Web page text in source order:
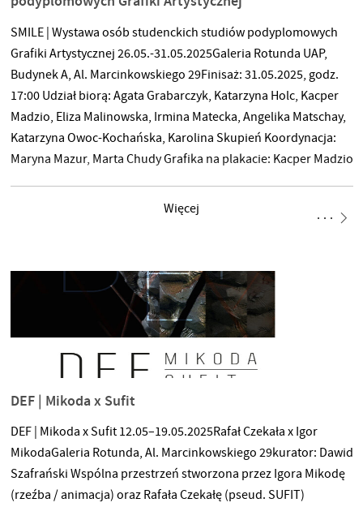
SMILE | Wystawa osób studenckich studiów podyplomowych
Grafiki Artystycznej 26.05.-31.05.2025Galeria Rotunda UAP,
Budynek A, Al. Marcinkowskiego 29Finisaż: 31.05.2025, godz.
17:00 Udział biorą: Agata Grabarczyk, Katarzyna Holc, Kacper
Madzio, Eliza Malinowska, Irmina Matecka, Angelika Matschay,
Katarzyna Owoc-Kochańska, Karolina Skupień Koordynacja:
Maryna Mazur, Marta Chudy Grafika na plakacie: Kacper Madzio
Więcej
DEF | Mikoda x Sufit
DEF | Mikoda x Sufit 12.05–19.05.2025Rafał Czekała x Igor
MikodaGaleria Rotunda, Al. Marcinkowskiego 29kurator: Dawid
Szafrański Wspólna przestrzeń stworzona przez Igora Mikodę
(rzeźba / animacja) oraz Rafała Czekałę (pseud. SUFIT)